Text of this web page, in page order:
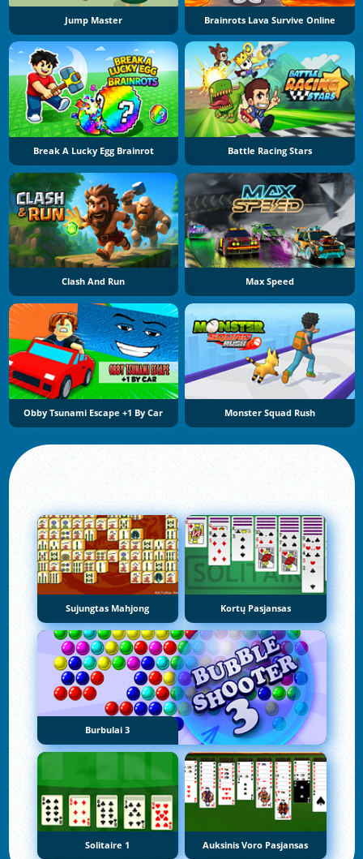
Jump Master Brainrots Lava Survive Online
Break A Lucky Egg Brainrot Battle Racing Stars
Clash And Run Max Speed
Obby Tsunami Escape +1 By Car Monster Squad Rush
Sujungtas Mahjong Kortų Pasjansas
Burbulai 3
Solitaire 1 Auksinis Voro Pasjansas